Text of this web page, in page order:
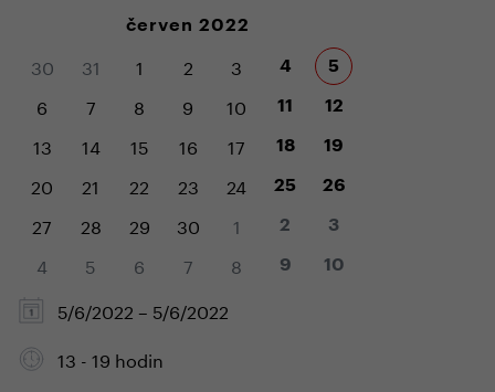
červen 2022
30 31 1 2 3 4 5
6 7 8 9 10 11 12
13 14 15 16 17 18 19
20 21 22 23 24 25 26
27 28 29 30 1 2 3
4 5 6 7 8 9 10
5/6/2022 – 5/6/2022
13 - 19 hodin